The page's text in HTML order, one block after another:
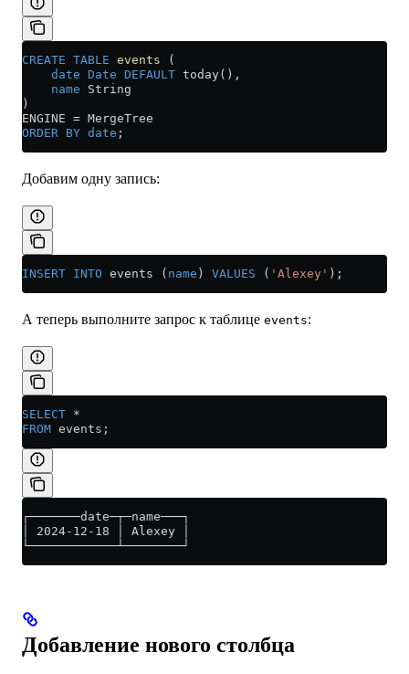
CREATE TABLE events (
    date
Date DEFAULT today(),
    name
String
)
ENGINE = MergeTree
ORDER BY date ;
Добавим одну запись:
INSERT INTO events ( name ) VALUES ( 'Alexey' );
А теперь выполните запрос к таблице events:
SELECT *
FROM events;
┌───────date─┬─name───┐
│ 2024-12-18 │ Alexey │
└────────────┴────────┘
Добавление нового столбца